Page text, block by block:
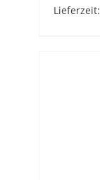
Lieferzeit: